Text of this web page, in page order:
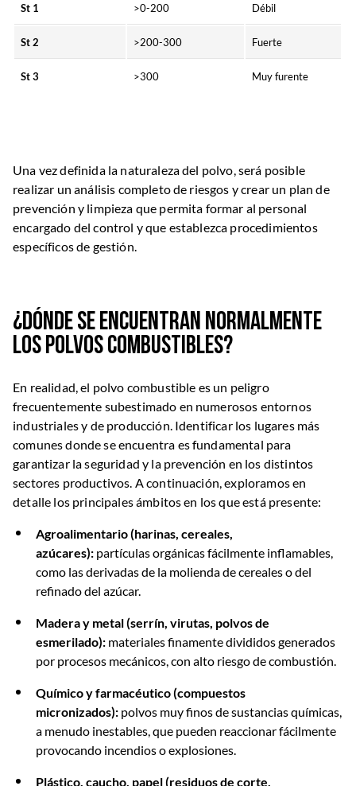
St 1 >0-200 Débil
St 2 >200-300 Fuerte
St 3 >300 Muy furente
Una vez definida la naturaleza del polvo, será posible
realizar un análisis completo de riesgos y crear un plan de
prevención y limpieza que permita formar al personal
encargado del control y que establezca procedimientos
específicos de gestión.
¿Dónde se encuentran normalmente
los polvos combustibles?
En realidad, el polvo combustible es un peligro
frecuentemente subestimado en numerosos entornos
industriales y de producción. Identificar los lugares más
comunes donde se encuentra es fundamental para
garantizar la seguridad y la prevención en los distintos
sectores productivos. A continuación, exploramos en
detalle los principales ámbitos en los que está presente:
Agroalimentario (harinas, cereales,
azúcares): partículas orgánicas fácilmente inflamables,
como las derivadas de la molienda de cereales o del
refinado del azúcar.
Madera y metal (serrín, virutas, polvos de
esmerilado): materiales finamente divididos generados
por procesos mecánicos, con alto riesgo de combustión.
Químico y farmacéutico (compuestos
micronizados): polvos muy finos de sustancias químicas,
a menudo inestables, que pueden reaccionar fácilmente
provocando incendios o explosiones.
Plástico, caucho, papel (residuos de corte,